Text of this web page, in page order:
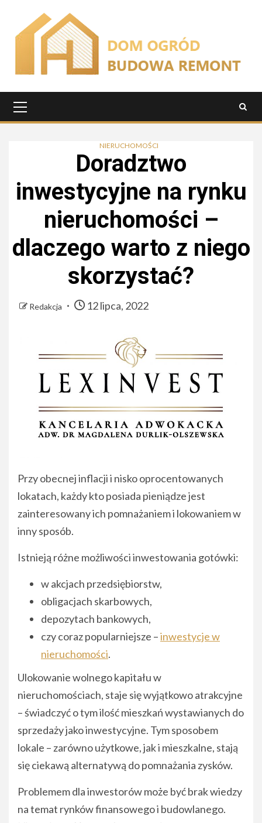
treści
główne
NIERUCHOMOŚCI
Doradztwo
inwestycyjne na rynku
nieruchomości –
dlaczego warto z niego
skorzystać?
Redakcja 12 lipca, 2022
Przy obecnej inflacji i nisko oprocentowanych
lokatach, każdy kto posiada pieniądze jest
zainteresowany ich pomnażaniem i lokowaniem w
inny sposób.
Istnieją różne możliwości inwestowania gotówki:
w akcjach przedsiębiorstw,
obligacjach skarbowych,
depozytach bankowych,
czy coraz popularniejsze –inwestycje w
nieruchomości.
Ulokowanie wolnego kapitału w
nieruchomościach, staje się wyjątkowo atrakcyjne
– świadczyć o tym ilość mieszkań wystawianych do
sprzedaży jako inwestycyjne. Tym sposobem
lokale – zarówno użytkowe, jak i mieszkalne, stają
się ciekawą alternatywą do pomnażania zysków.
Problemem dla inwestorów może być brak wiedzy
na temat rynków finansowego i budowlanego.